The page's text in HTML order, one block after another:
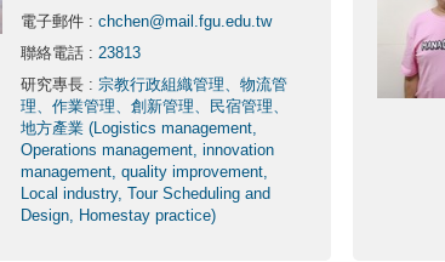
電子郵件 : chchen@mail.fgu.edu.tw
聯絡電話 : 23813
研究專長 : 宗教行政組織管理、物流管
理、作業管理、創新管理、民宿管理、
地方產業 (Logistics management,
Operations management, innovation
management, quality improvement,
Local industry, Tour Scheduling and
Design, Homestay practice)